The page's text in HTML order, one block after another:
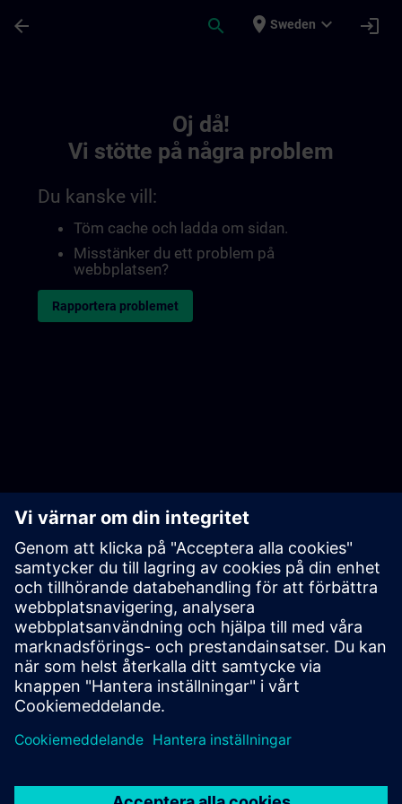
arrow_back search place Sweden expand_more login
Oj då!
Vi stötte på några problem
Du kanske vill:
Töm cache och ladda om sidan.
Misstänker du ett problem på
webbplatsen?
Rapportera problemet